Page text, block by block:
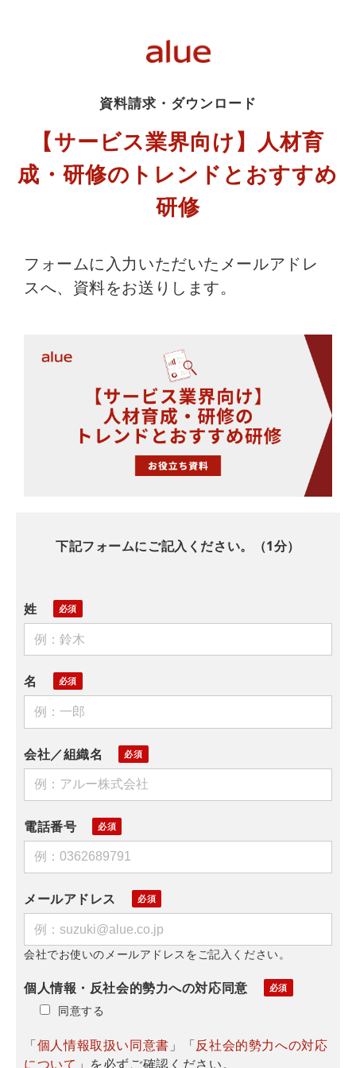
資料請求・ダウンロード
【サービス業界向け】人材育
成・研修のトレンドとおすすめ
研修
フォームに入力いただいたメールアドレ
スへ、資料をお送りします。
下記フォームにご記入ください。（1分）
姓
名
会社／組織名
電話番号
メールアドレス
会社でお使いのメールアドレスをご記入ください。
個人情報・反社会的勢力への対応同意
同意する
「個人情報取扱い同意書 」「反社会的勢力への対応
について 」を必ずご確認ください。